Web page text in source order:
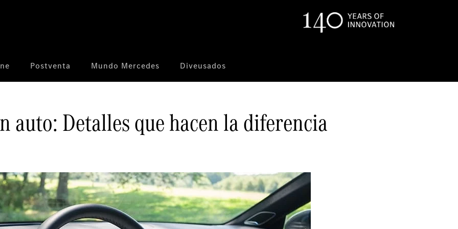
Postventa Mundo Mercedes Diveusados
auto: Detalles que hacen la diferencia